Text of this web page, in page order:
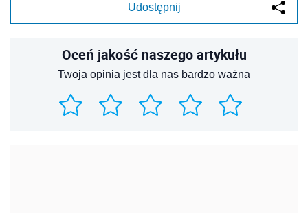
Udostępnij
Oceń jakość naszego artykułu
Twoja opinia jest dla nas bardzo ważna